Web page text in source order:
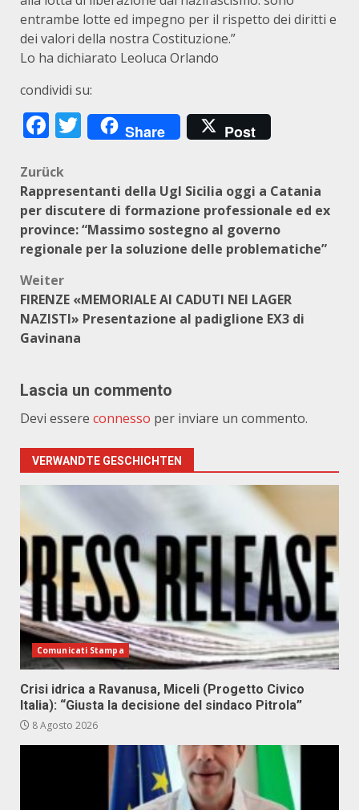
entrambe lotte ed impegno per il rispetto dei diritti e
dei valori della nostra Costituzione.”
Lo ha dichiarato Leoluca Orlando
condividi su:
Facebook
Twitter
Share Post
Beitragsnavigation
Zurück
Rappresentanti della Ugl Sicilia oggi a Catania
per discutere di formazione professionale ed ex
province: “Massimo sostegno al governo
regionale per la soluzione delle problematiche”
Weiter
FIRENZE «MEMORIALE AI CADUTI NEI LAGER
NAZISTI» Presentazione al padiglione EX3 di
Gavinana
Lascia un commento
Devi essere connesso per inviare un commento.
VERWANDTE GESCHICHTEN
Comunicati Stampa
Crisi idrica a Ravanusa, Miceli (Progetto Civico
Italia): “Giusta la decisione del sindaco Pitrola”
8 Agosto 2026